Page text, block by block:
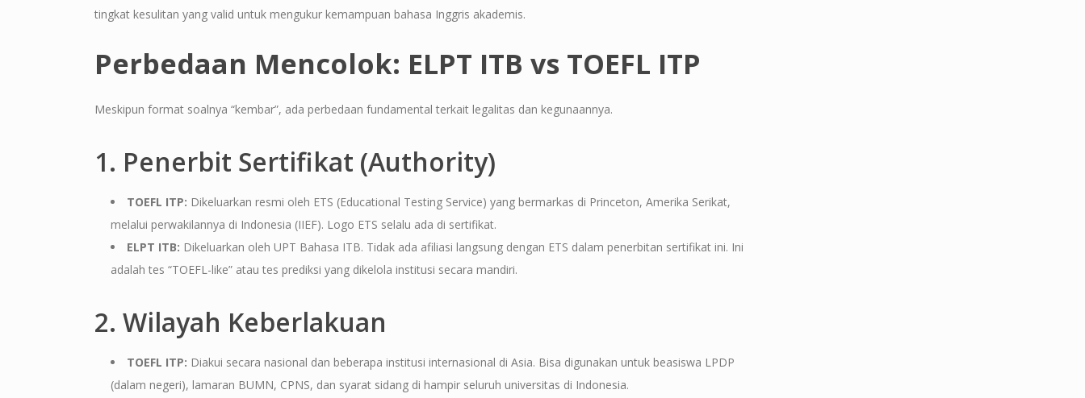
tingkat kesulitan yang valid untuk mengukur kemampuan bahasa Inggris akademis.
Perbedaan Mencolok: ELPT ITB vs TOEFL ITP
Meskipun format soalnya “kembar”, ada perbedaan fundamental terkait legalitas dan kegunaannya.
1. Penerbit Sertifikat (Authority)
TOEFL ITP: Dikeluarkan resmi oleh ETS (Educational Testing Service) yang bermarkas di Princeton, Amerika Serikat,
melalui perwakilannya di Indonesia (IIEF). Logo ETS selalu ada di sertifikat.
ELPT ITB: Dikeluarkan oleh UPT Bahasa ITB. Tidak ada afiliasi langsung dengan ETS dalam penerbitan sertifikat ini. Ini
adalah tes “TOEFL-like” atau tes prediksi yang dikelola institusi secara mandiri.
2. Wilayah Keberlakuan
TOEFL ITP: Diakui secara nasional dan beberapa institusi internasional di Asia. Bisa digunakan untuk beasiswa LPDP
(dalam negeri), lamaran BUMN, CPNS, dan syarat sidang di hampir seluruh universitas di Indonesia.